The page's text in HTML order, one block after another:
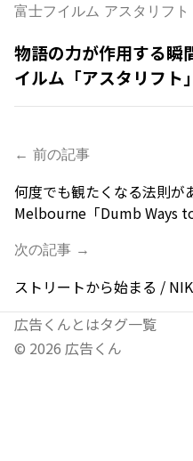
富士フイルム アスタリフト
物語の力が作用する瞬
イルム「アスタリフト」
← 前の記事
何度でも観たくなる法則
Melbourne「Dumb Ways to
次の記事 →
ストリートから始まる /
広告くんとはタグ一覧
© 2026 広告くん